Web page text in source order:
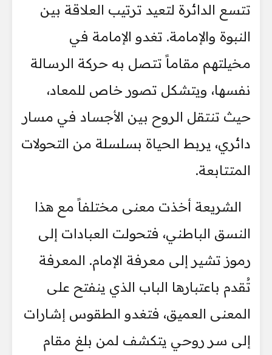
تتسع الدائرة لتعيد ترتيب العلاقة بين
النبوة والإمامة. تغدو الإمامة في
مخيلتهم مقاماً تتصل به حركة الرسالة
نفسها، ويتشكل تصور خاص للمعاد،
حيث تنتقل الروح بين الأجساد في مسار
دائري، يربط الحياة بسلسلة من التحولات
المتتابعة.
الشريعة أخذت معنى مختلفاً مع هذا
النسق الباطني، فتحولت العبادات إلى
رموز تشير إلى معرفة الإمام. المعرفة
تُقدم باعتبارها الباب الذي ينفتح على
المعنى العميق، فتغدو الطقوس إشارات
إلى سر روحي يتكشف لمن بلغ مقام